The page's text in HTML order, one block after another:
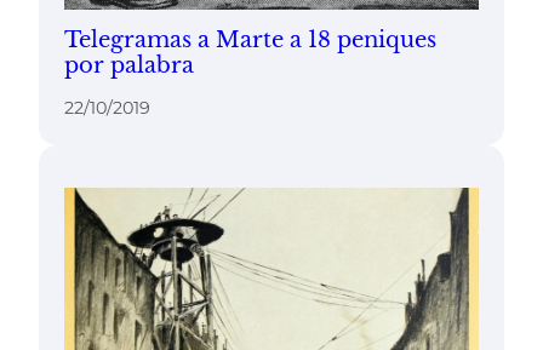
Telegramas a Marte a 18 peniques
por palabra
22/10/2019